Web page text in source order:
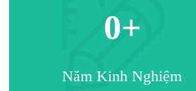
0+
Năm Kinh Nghiệm